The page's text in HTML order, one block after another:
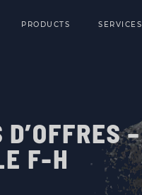
PRODUCTS SERVICES
–
F-H